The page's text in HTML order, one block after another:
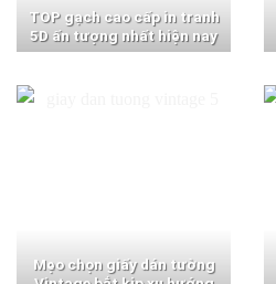
TOP gạch cao cấp in tranh
5D ấn tượng nhất hiện nay
Mẹo chọn giấy dán tường